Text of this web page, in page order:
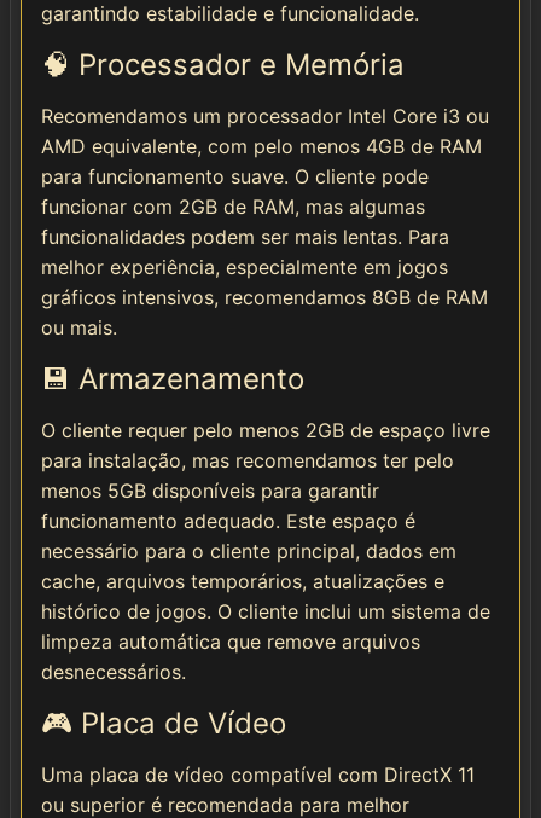
garantindo estabilidade e funcionalidade.
🧠 Processador e Memória
Recomendamos um processador Intel Core i3 ou
AMD equivalente, com pelo menos 4GB de RAM
para funcionamento suave. O cliente pode
funcionar com 2GB de RAM, mas algumas
funcionalidades podem ser mais lentas. Para
melhor experiência, especialmente em jogos
gráficos intensivos, recomendamos 8GB de RAM
ou mais.
💾 Armazenamento
O cliente requer pelo menos 2GB de espaço livre
para instalação, mas recomendamos ter pelo
menos 5GB disponíveis para garantir
funcionamento adequado. Este espaço é
necessário para o cliente principal, dados em
cache, arquivos temporários, atualizações e
histórico de jogos. O cliente inclui um sistema de
limpeza automática que remove arquivos
desnecessários.
🎮 Placa de Vídeo
Uma placa de vídeo compatível com DirectX 11
ou superior é recomendada para melhor